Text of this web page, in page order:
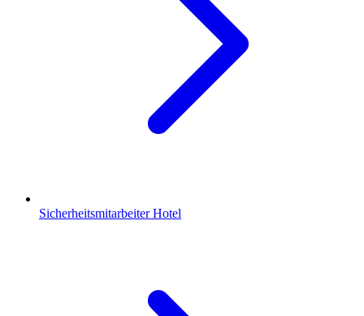
Sicherheitsmitarbeiter Hotel